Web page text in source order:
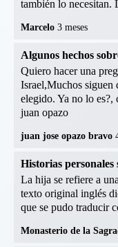
también lo necesitan.
Marcelo 3 meses
Algunos hechos
Quiero hacer una
Israel,Muchos siguen
elegido. Ya no lo es?,
juan opazo
juan jose opazo bravo
Historias personales
La hija se refiere a
texto original inglés
que se pudo traducir
Monasterio de la